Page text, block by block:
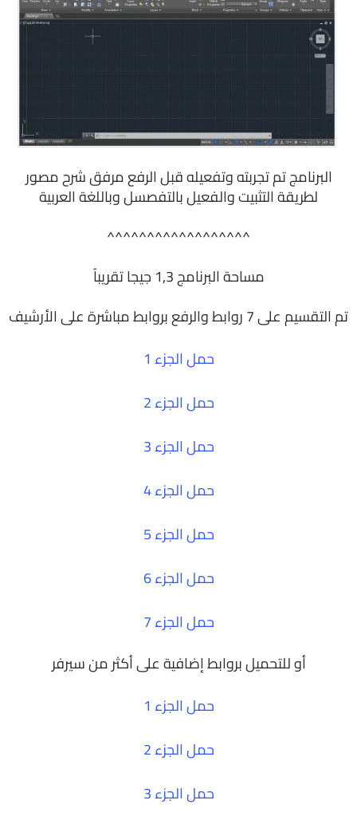
البرنامج تم تجربته وتفعيله قبل الرفع مرفق شرح مصور
لطريقة التثبيت والفعيل بالتفصسل وباللغة العربية
^^^^^^^^^^^^^^^^^^
مساحة البرنامج 1,3 جيجا تقريباً
تم التقسيم على 7 روابط والرفع بروابط مباشرة على الأرشيف
حمل الجزء 1
حمل الجزء 2
حمل الجزء 3
حمل الجزء 4
حمل الجزء 5
حمل الجزء 6
حمل الجزء 7
أو للتحميل بروابط إضافية على أكثر من سيرفر
حمل الجزء 1
حمل الجزء 2
حمل الجزء 3